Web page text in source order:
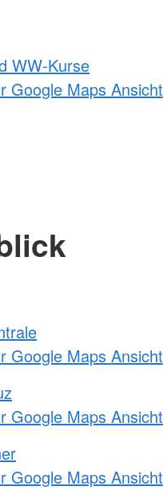
WW-Kurse
Google Maps Ansicht
Google Maps Ansicht
Google Maps Ansicht
Google Maps Ansicht